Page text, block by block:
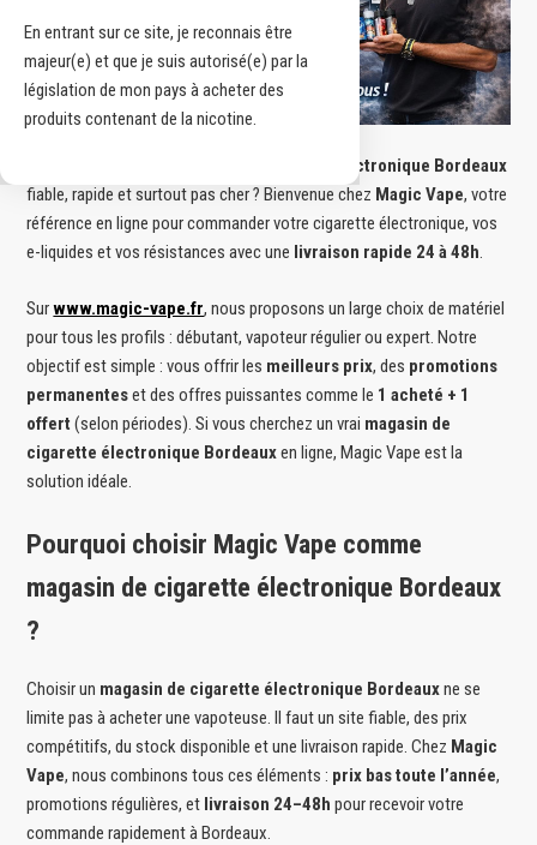
En entrant sur ce site, je reconnais être
majeur(e) et que je suis autorisé(e) par la
législation de mon pays à acheter des
produits contenant de la nicotine.
magasin de cigarette électronique Bordeaux
fiable, rapide et surtout pas cher ? Bienvenue chez Magic Vape, votre
référence en ligne pour commander votre cigarette électronique, vos
e-liquides et vos résistances avec une livraison rapide 24 à 48h.
Surwww.magic-vape.fr, nous proposons un large choix de matériel
pour tous les profils : débutant, vapoteur régulier ou expert. Notre
objectif est simple : vous offrir les meilleurs prix, des promotions
permanenteset des offres puissantes comme le 1 acheté + 1
offert (selon périodes). Si vous cherchez un vrai magasin de
cigarette électronique Bordeauxen ligne, Magic Vape est la
solution idéale.
Pourquoi choisir Magic Vape comme
magasin de cigarette électronique Bordeaux
?
Choisir un magasin de cigarette électronique Bordeauxne se
limite pas à acheter une vapoteuse. Il faut un site fiable, des prix
compétitifs, du stock disponible et une livraison rapide. Chez Magic
Vape, nous combinons tous ces éléments : prix bas toute l’année,
promotions régulières, et livraison 24–48h pour recevoir votre
commande rapidement à Bordeaux.